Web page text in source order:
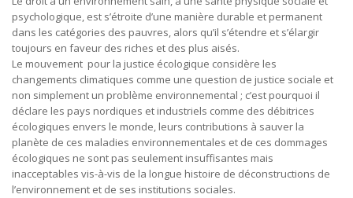
psychologique, est s’étroite d’une manière durable et permanent
dans les catégories des pauvres, alors qu’il s’étendre et s’élargir
toujours en faveur des riches et des plus aisés.
Le mouvement pour la justice écologique considère les
changements climatiques comme une question de justice sociale et
non simplement un problème environnemental ; c’est pourquoi il
déclare les pays nordiques et industriels comme des débitrices
écologiques envers le monde, leurs contributions à sauver la
planète de ces maladies environnementales et de ces dommages
écologiques ne sont pas seulement insuffisantes mais
inacceptables vis-à-vis de la longue histoire de déconstructions de
l’environnement et de ses institutions sociales.